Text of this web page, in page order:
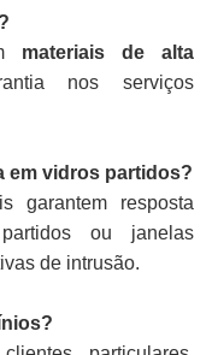
materiais de alta
nos serviços
em vidros partidos?
garantem resposta
ou janelas
de intrusão.